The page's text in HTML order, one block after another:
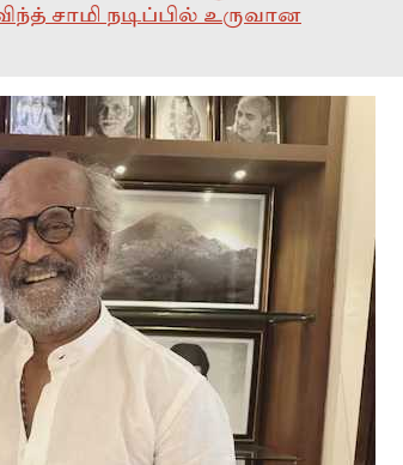
சாமி நடிப்பில் உருவான